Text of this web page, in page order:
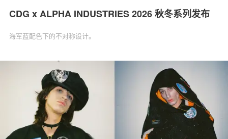
CDG x ALPHA INDUSTRIES 2026 秋冬系列发布
海军蓝配色下的不对称设计。